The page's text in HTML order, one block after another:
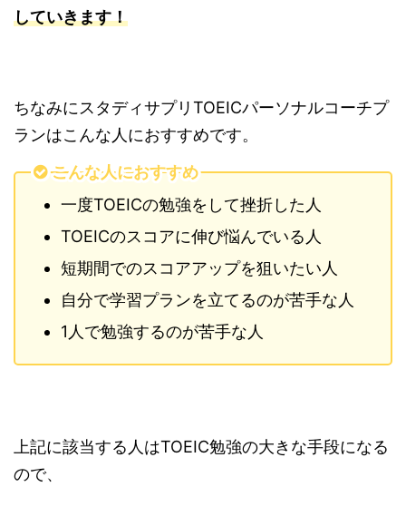
していきます！
ちなみにスタディサプリTOEICパーソナルコーチプ
ランはこんな人におすすめです。
こんな人におすすめ
一度TOEICの勉強をして挫折した人
TOEICのスコアに伸び悩んでいる人
短期間でのスコアアップを狙いたい人
自分で学習プランを立てるのが苦手な人
1 人で勉強するのが苦手な人
上記に該当する人はTOEIC勉強の大きな手段になる
ので、